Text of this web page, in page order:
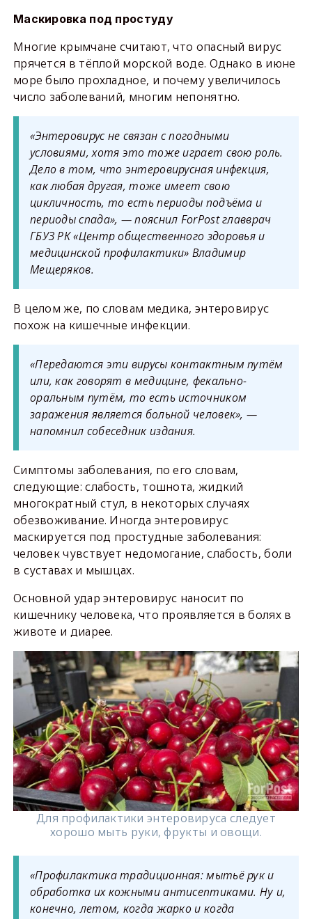
Маскировка под простуду
Многие крымчане считают, что опасный вирус
прячется в тёплой морской воде. Однако в июне
море было прохладное, и почему увеличилось
число заболеваний, многим непонятно.
«Энтеровирус не связан с погодными
условиями, хотя это тоже играет свою роль.
Дело в том, что энтеровирусная инфекция,
как любая другая, тоже имеет свою
цикличность, то есть периоды подъёма и
периоды спада», — пояснил ForPost главврач
ГБУЗ РК «Центр общественного здоровья и
медицинской профилактики» Владимир
Мещеряков.
В целом же, по словам медика, энтеровирус
похож на кишечные инфекции.
«Передаются эти вирусы контактным путём
или, как говорят в медицине, фекально-
оральным путём, то есть источником
заражения является больной человек», —
напомнил собеседник издания.
Симптомы заболевания, по его словам,
следующие: слабость, тошнота, жидкий
многократный стул, в некоторых случаях
обезвоживание. Иногда энтеровирус
маскируется под простудные заболевания:
человек чувствует недомогание, слабость, боли
в суставах и мышцах.
Основной удар энтеровирус наносит по
кишечнику человека, что проявляется в болях в
животе и диарее.
Для профилактики энтеровируса следует
хорошо мыть руки, фрукты и овощи.
«Профилактика традиционная: мытьё рук и
обработка их кожными антисептиками. Ну и,
конечно, летом, когда жарко и когда